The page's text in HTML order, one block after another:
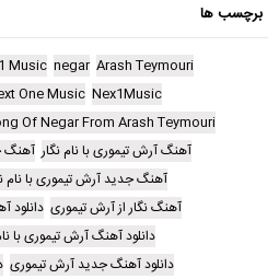
برچسب ها
Arash Teymouri
negar
Music
Nex1Music
One Music
Of Negar From Arash Teymouri
آهنگ آرش تیموری با نام نگار آهنگ
آهنگ جدید آرش تیموری با نام
آهنگ نگار از آرش تیموری دانلود
دانلود آهنگ آرش تیموری با
دانلود آهنگ جدید آرش تیموری